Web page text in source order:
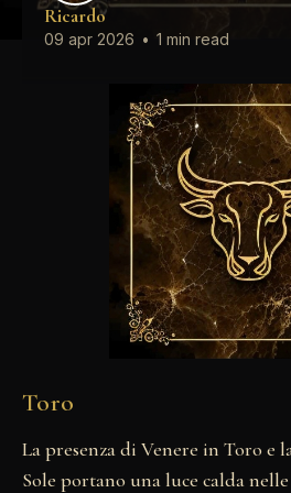
Ricardo
09 apr 2026 • 1 min read
Toro
La presenza di Venere in Toro e
Sole portano una luce calda